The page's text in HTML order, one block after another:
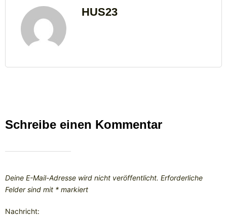
HUS23
Schreibe einen Kommentar
Deine E-Mail-Adresse wird nicht veröffentlicht. Erforderliche
Felder sind mit * markiert
Nachricht: